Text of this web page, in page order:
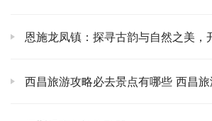
好。早上，趁着人少，先去“九鼎龙潭”
连。早上阳光好的时候，潭水在阳光下
恩施龙凤镇：探寻古韵与自然之美，
西昌旅游攻略必去景点有哪些 西昌旅游